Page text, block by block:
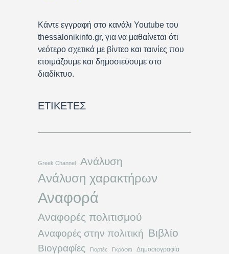
Κάντε εγγραφή στο κανάλι Youtube του
thessalonikinfo.gr, για να μαθαίνεται ότι
νεότερο σχετικά με βίντεο και ταινίες που
ετοιμάζουμε και δημοσιεύουμε στο
διαδίκτυο.
ΕΤΙΚΈΤΕΣ
Greek Channel Ανάλυση
Ανάλυση χαρακτήρων
Αναφορά
Αναφορές πολιτισμού
Αναφορές στην πολιτική Βιβλίο
Βιογραφίες Γιορτές Γκράφιτι Δημοσιογραφία